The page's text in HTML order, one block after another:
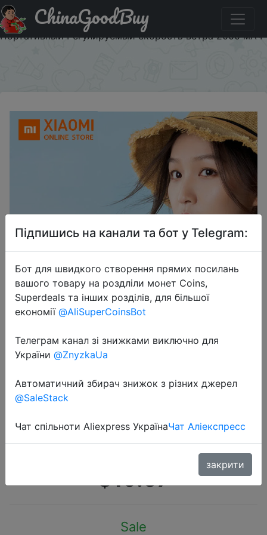
Придбати по акціи Xiaomi Mi Benks для зарядки
бесшумный мини-вентилятор Ручной Складной
Портативный Регулируемый скорость ветра 2000 мАч
ChinaGoodBuy
2020-07-09
бесшумный мини-вентилятор
Ручной Складной Портативный
2000 мАч
$19.57
Sale
Підпишись на канали та бот у Telegram:
Бот для швидкого створення прямих посилань
вашого товару на роздліли монет Coins,
Superdeals та інших розділів, для більшої
економії @AliSuperCoinsBot
Телеграм канал зі знижками виключно для
України @ZnyzkaUa
Автоматичний збирач знижок з різних джерел
@SaleStack
Чат спільноти Aliexpress УкраїнаЧат Аліекспресс
закрити